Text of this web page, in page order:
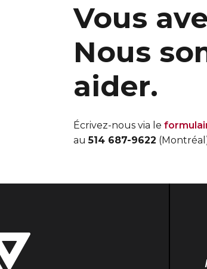
Vous
Nous
aider.
Écrivez-nous via le
au514 687-9622